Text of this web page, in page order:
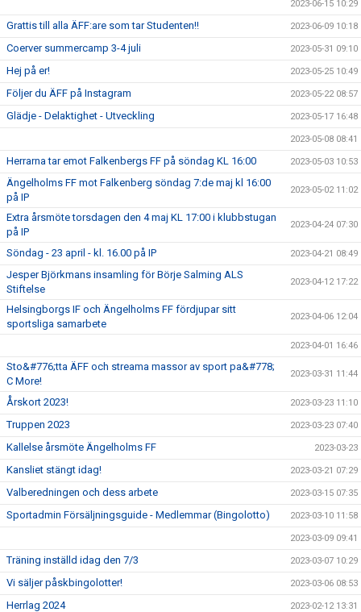
2023-06-15 10:29
Grattis till alla ÄFF:are som tar Studenten!! 2023-06-09 10:18
Coerver summercamp 3-4 juli 2023-05-31 09:10
Hej på er! 2023-05-25 10:49
Följer du ÄFF på Instagram 2023-05-22 08:57
Glädje - Delaktighet - Utveckling 2023-05-17 16:48
2023-05-08 08:41
Herrarna tar emot Falkenbergs FF på söndag KL 16:00 2023-05-03 10:53
Ängelholms FF mot Falkenberg söndag 7:de maj kl 16:00
på IP
2023-05-02 11:02
Extra årsmöte torsdagen den 4 maj KL 17:00 i klubbstugan
på IP
2023-04-24 07:30
Söndag - 23 april - kl. 16.00 på IP 2023-04-21 08:49
Jesper Björkmans insamling för Börje Salming ALS
Stiftelse
2023-04-12 17:22
Helsingborgs IF och Ängelholms FF fördjupar sitt
sportsliga samarbete
2023-04-06 12:04
2023-04-01 16:46
Sto&#776;tta ÄFF och streama massor av sport pa&#778;
C More!
2023-03-31 11:44
Årskort 2023! 2023-03-23 11:10
Truppen 2023 2023-03-23 07:40
Kallelse årsmöte Ängelholms FF 2023-03-23
Kansliet stängt idag! 2023-03-21 07:29
Valberedningen och dess arbete 2023-03-15 07:35
Sportadmin Försäljningsguide - Medlemmar (Bingolotto) 2023-03-10 11:58
2023-03-09 09:41
Träning inställd idag den 7/3 2023-03-07 10:29
Vi säljer påskbingolotter! 2023-03-06 08:53
Herrlag 2024 2023-02-12 13:31